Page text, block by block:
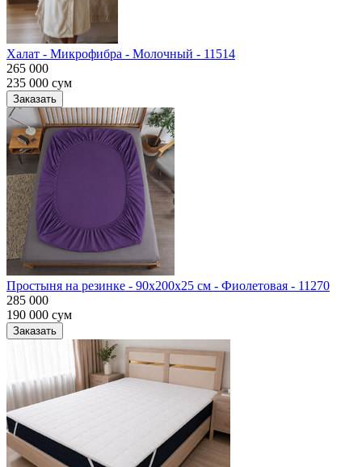
Халат - Микрофибра - Молочный - 11514
265 000
235 000 сум
Заказать
Простыня на резинке - 90x200x25 cм - Фиолетовая - 11270
285 000
190 000 сум
Заказать